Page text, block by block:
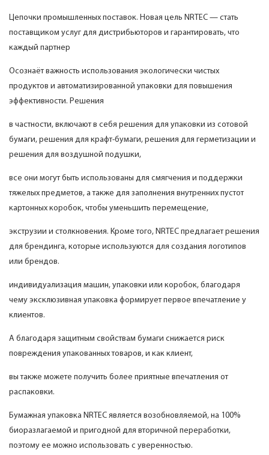
Цепочки промышленных поставок. Новая цель NRTEC — стать
поставщиком услуг для дистрибьюторов и гарантировать, что
каждый партнер
Осознаёт важность использования экологически чистых
продуктов и автоматизированной упаковки для повышения
эффективности. Решения
в частности, включают в себя решения для упаковки из сотовой
бумаги, решения для крафт-бумаги, решения для герметизации и
решения для воздушной подушки,
все они могут быть использованы для смягчения и поддержки
тяжелых предметов, а также для заполнения внутренних пустот
картонных коробок, чтобы уменьшить перемещение,
экструзии и столкновения. Кроме того, NRTEC предлагает решения
для брендинга, которые используются для создания логотипов
или брендов.
индивидуализация машин, упаковки или коробок, благодаря
чему эксклюзивная упаковка формирует первое впечатление у
клиентов.
А благодаря защитным свойствам бумаги снижается риск
повреждения упакованных товаров, и как клиент,
вы также можете получить более приятные впечатления от
распаковки.
Бумажная упаковка NRTEC является возобновляемой, на 100%
биоразлагаемой и пригодной для вторичной переработки,
поэтому ее можно использовать с уверенностью.